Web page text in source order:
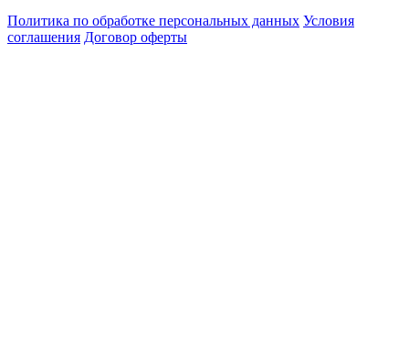
Политика по обработке персональных данных Условия
соглашения Договор оферты